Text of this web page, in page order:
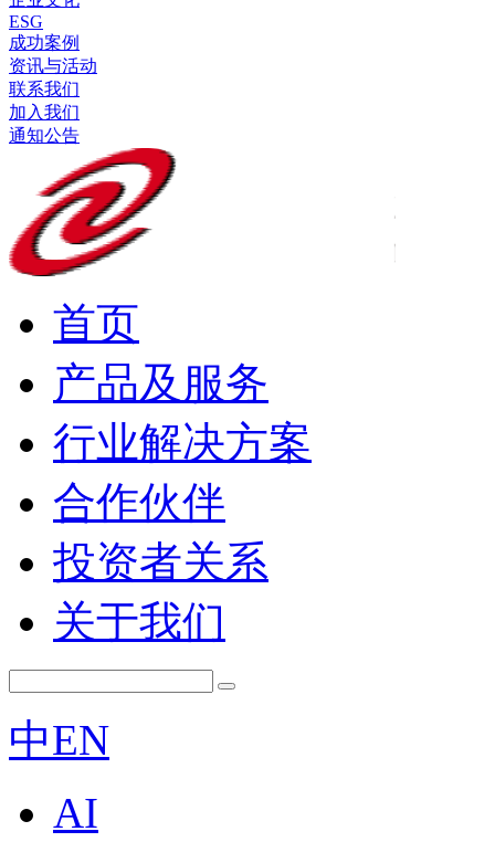
ESG
成功案例
资讯与活动
联系我们
加入我们
通知公告
首页
产品及服务
行业解决方案
合作伙伴
投资者关系
关于我们
中EN
AI